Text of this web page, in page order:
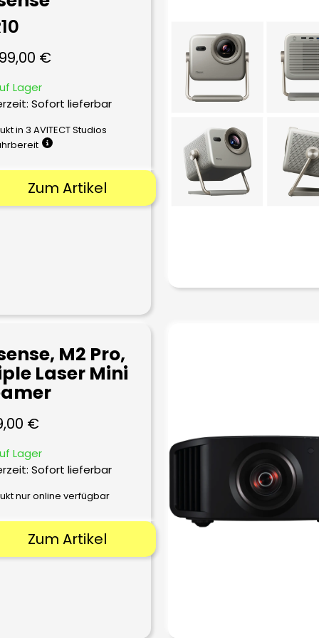
€
Lager
Sofort lieferbar
in 3 AVITECT Studios
Zum Artikel
M2 Pro,
Laser Mini
€
Lager
Sofort lieferbar
nur online verfügbar
Zum Artikel